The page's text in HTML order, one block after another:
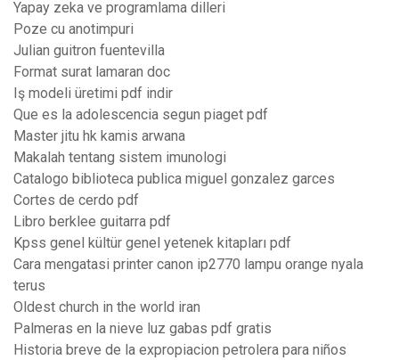
Yapay zeka ve programlama dilleri
Poze cu anotimpuri
Julian guitron fuentevilla
Format surat lamaran doc
Iş modeli üretimi pdf indir
Que es la adolescencia segun piaget pdf
Master jitu hk kamis arwana
Makalah tentang sistem imunologi
Catalogo biblioteca publica miguel gonzalez garces
Cortes de cerdo pdf
Libro berklee guitarra pdf
Kpss genel kültür genel yetenek kitapları pdf
Cara mengatasi printer canon ip2770 lampu orange nyala
terus
Oldest church in the world iran
Palmeras en la nieve luz gabas pdf gratis
Historia breve de la expropiacion petrolera para niños